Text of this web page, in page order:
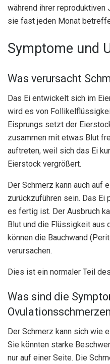
während ihrer reproduktiven
sie fast jeden Monat
Symptome und
Was verursacht
Das Ei entwickelt sich im
wird es von
Eisprungs setzt der
zusammen mit etwas Blut
auftreten, weil sich das Ei
Eierstock vergrößert.
Der Schmerz kann auch auf
zurückzuführen sein. Das Ei
es fertig ist. Der Ausbruch
Blut und die Flüssigkeit aus
können die Bauchwand
verursachen.
Dies ist ein normaler Teil
Was sind die
Der Schmerz kann sich wie
Sie könnten starke
nur auf einer Seite. Die